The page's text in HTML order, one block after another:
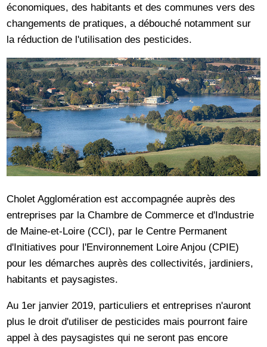
économiques, des habitants et des communes vers des
changements de pratiques, a débouché notamment sur
la réduction de l'utilisation des pesticides.
Cholet Agglomération est accompagnée auprès des
entreprises par la Chambre de Commerce et d'Industrie
de Maine-et-Loire (CCI), par le Centre Permanent
d'Initiatives pour l'Environnement Loire Anjou (CPIE)
pour les démarches auprès des collectivités, jardiniers,
habitants et paysagistes.
Au 1er janvier 2019, particuliers et entreprises n'auront
plus le droit d'utiliser de pesticides mais pourront faire
appel à des paysagistes qui ne seront pas encore